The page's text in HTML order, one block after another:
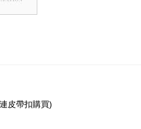
皮帶扣購買)